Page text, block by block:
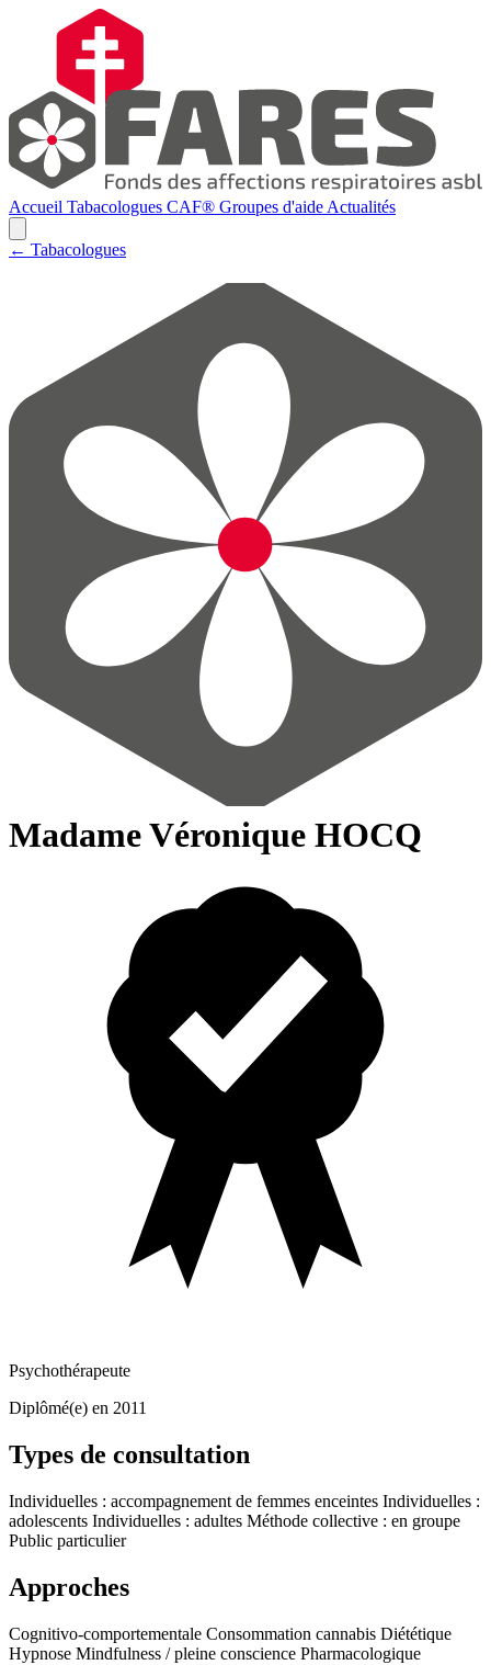
Accueil Tabacologues CAF® Groupes d'aide Actualités
← Tabacologues
Madame Véronique HOCQ
Psychothérapeute
Diplômé(e) en 2011
Types de consultation
Individuelles : accompagnement de femmes enceintes Individuelles :
adolescents Individuelles : adultes Méthode collective : en groupe
Public particulier
Approches
Cognitivo-comportementale Consommation cannabis Diététique
Hypnose Mindfulness / pleine conscience Pharmacologique